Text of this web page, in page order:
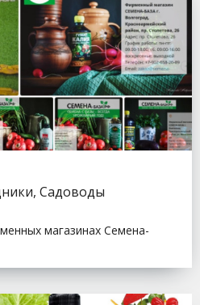
Садоводы
магазинах Семена-